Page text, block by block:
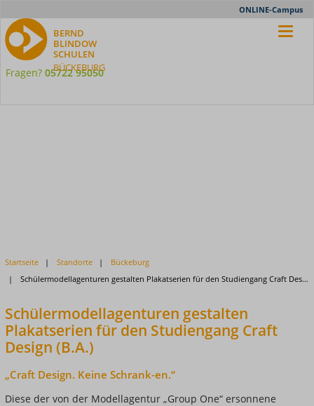
ONLINE-Campus
Fragen? 05722 95050
BERND
BLINDOW
SCHULEN
BÜCKEBURG
Startseite Standorte
Bückeburg
Schülermodellagenturen gestalten Plakatserien für den Studiengang Craft Design (B.A.)
Schülermodellagenturen gestalten
Plakatserien für den Studiengang Craft
Design (B.A.)
„Craft Design. Keine Schrank-en.“
Diese der von der Modellagentur „Group One“ ersonnene